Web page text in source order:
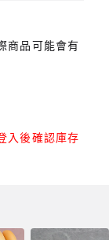
商品可能會有
入後確認庫存